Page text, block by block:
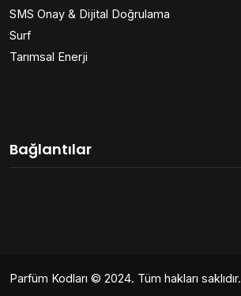
SMS Onay & Dijital Doğrulama
Surf
Tarımsal Enerji
Bağlantılar
Parfüm Kodları © 2024. Tüm hakları saklıdır.